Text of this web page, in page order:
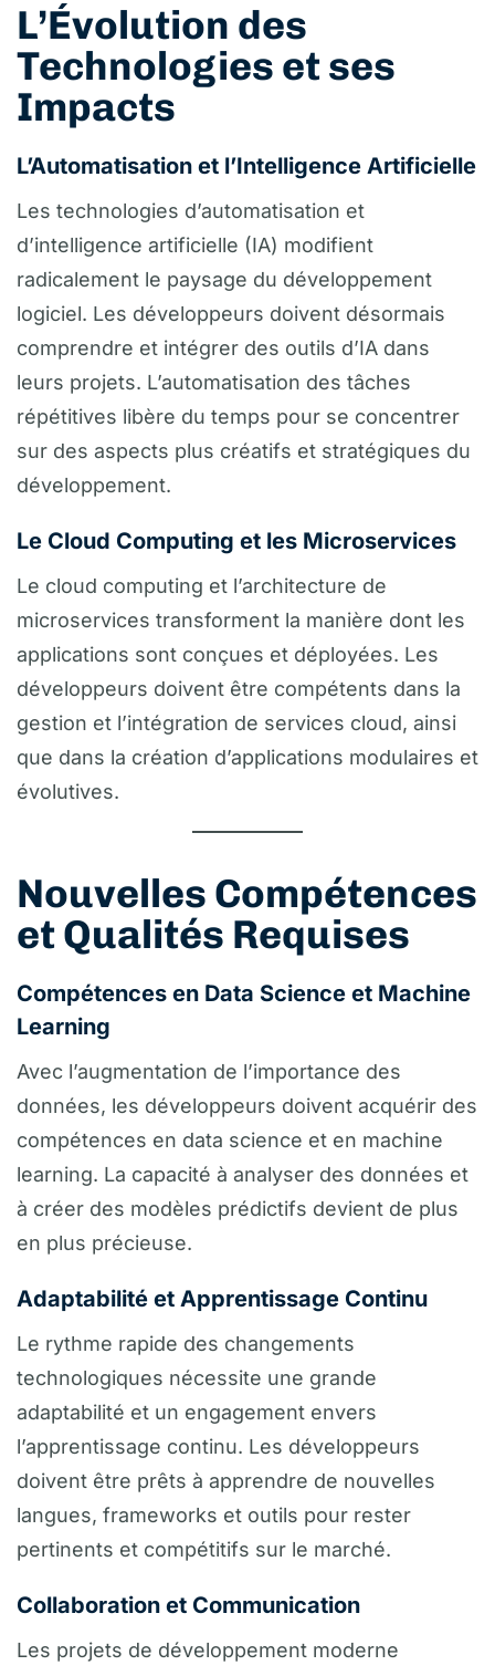
L’Évolution des
Technologies et ses
Impacts
L’Automatisation et l’Intelligence Artificielle
Les technologies d’automatisation et
d’intelligence artificielle (IA) modifient
radicalement le paysage du développement
logiciel. Les développeurs doivent désormais
comprendre et intégrer des outils d’IA dans
leurs projets. L’automatisation des tâches
répétitives libère du temps pour se concentrer
sur des aspects plus créatifs et stratégiques du
développement.
Le Cloud Computing et les Microservices
Le cloud computing et l’architecture de
microservices transforment la manière dont les
applications sont conçues et déployées. Les
développeurs doivent être compétents dans la
gestion et l’intégration de services cloud, ainsi
que dans la création d’applications modulaires et
évolutives.
Nouvelles Compétences
et Qualités Requises
Compétences en Data Science et Machine
Learning
Avec l’augmentation de l’importance des
données, les développeurs doivent acquérir des
compétences en data science et en machine
learning. La capacité à analyser des données et
à créer des modèles prédictifs devient de plus
en plus précieuse.
Adaptabilité et Apprentissage Continu
Le rythme rapide des changements
technologiques nécessite une grande
adaptabilité et un engagement envers
l’apprentissage continu. Les développeurs
doivent être prêts à apprendre de nouvelles
langues, frameworks et outils pour rester
pertinents et compétitifs sur le marché.
Collaboration et Communication
Les projets de développement moderne